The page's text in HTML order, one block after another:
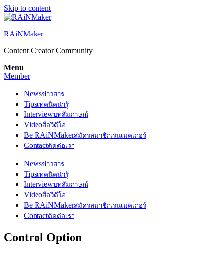
Skip to content
RAiNMaker
Content Creator Community
Menu
Member
Newsข่าวสาร
Tipsเทคนิคน่ารู้
Interviewบทสัมภาษณ์
Videoสื่อวีดีโอ
Be RAiNMakerสมัครสมาชิกเรนเมคเกอร์
Contactติดต่อเรา
Newsข่าวสาร
Tipsเทคนิคน่ารู้
Interviewบทสัมภาษณ์
Videoสื่อวีดีโอ
Be RAiNMakerสมัครสมาชิกเรนเมคเกอร์
Contactติดต่อเรา
Control Option